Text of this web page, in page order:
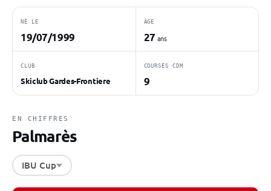
NÉ LE
19/07/1999
ÂGE
27 ans
CLUB
Skiclub Gardes-Frontiere
COURSES CDM
9
EN CHIFFRES
Palmarès
IBU Cup